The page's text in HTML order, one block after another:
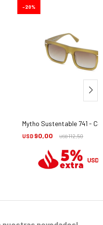
Mytho Sustentable 741 - C4
USD 90,00 USD112,50
20
USD